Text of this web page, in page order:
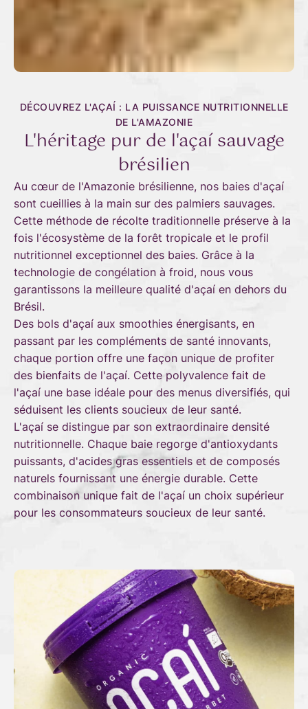
DÉCOUVREZ L'AÇAÍ : LA PUISSANCE NUTRITIONNELLE
DE L'AMAZONIE
L'héritage pur de l'açaí sauvage
brésilien
Au cœur de l'Amazonie brésilienne, nos baies d'açaí
sont cueillies à la main sur des palmiers sauvages.
Cette méthode de récolte traditionnelle préserve à la
fois l'écosystème de la forêt tropicale et le profil
nutritionnel exceptionnel des baies. Grâce à la
technologie de congélation à froid, nous vous
garantissons la meilleure qualité d'açaí en dehors du
Brésil.
Des bols d'açaí aux smoothies énergisants, en
passant par les compléments de santé innovants,
chaque portion offre une façon unique de profiter
des bienfaits de l'açaí. Cette polyvalence fait de
l'açaí une base idéale pour des menus diversifiés, qui
séduisent les clients soucieux de leur santé.
L'açaí se distingue par son extraordinaire densité
nutritionnelle. Chaque baie regorge d'antioxydants
puissants, d'acides gras essentiels et de composés
naturels fournissant une énergie durable. Cette
combinaison unique fait de l'açaí un choix supérieur
pour les consommateurs soucieux de leur santé.